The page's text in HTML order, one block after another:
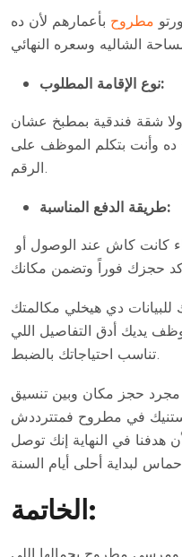
مطروح بأعمارهم لأن ده
نوع الإقامة المطلوب:
شقة فندقية بمطبخ عشان
وأنت بتكلم الموظف على
الرقم.
طريقة الدفع المناسبة:
دي هيخلي مكالمتك
يديك أدق التفاصيل اللي
تناسب احتياجاتك بالضبط.
مجرد حجز مكان وبين تنسيق
في مطروح فمتترددش
في النهاية إنك توصل
الخاتمة: